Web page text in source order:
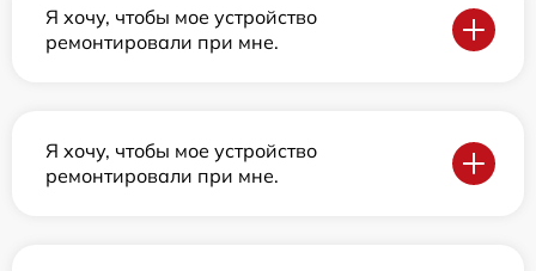
Я хочу, чтобы мое устройство
ремонтировали при мне.
Я хочу, чтобы мое устройство
ремонтировали при мне.